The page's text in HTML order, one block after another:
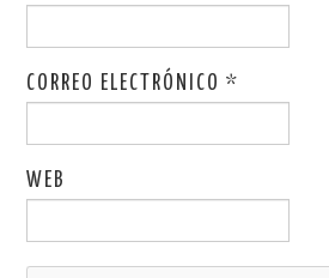
CORREO ELECTRÓNICO*
WEB